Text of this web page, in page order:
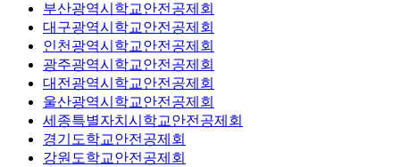
부산광역시학교안전공제회
대구광역시학교안전공제회
인천광역시학교안전공제회
광주광역시학교안전공제회
대전광역시학교안전공제회
울산광역시학교안전공제회
세종특별자치시학교안전공제회
경기도학교안전공제회
강원도학교안전공제회